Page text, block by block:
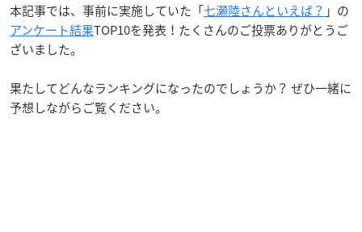
本記事では、事前に実施していた「七瀬陸さんといえば？ 」の
アンケート結果TOP10を発表！たくさんのご投票ありがとうご
ざいました。
果たしてどんなランキングになったのでしょうか？ ぜひ一緒に
予想しながらご覧ください。